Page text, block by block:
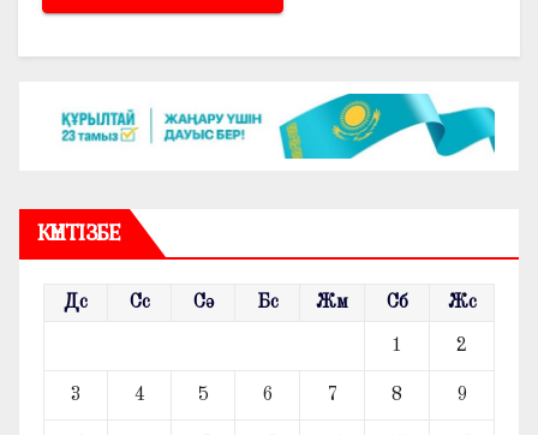
КҮНТІЗБЕ
Дс Сс Сә Бс Жм Сб Жс
1 2
3 4 5 6 7 8 9